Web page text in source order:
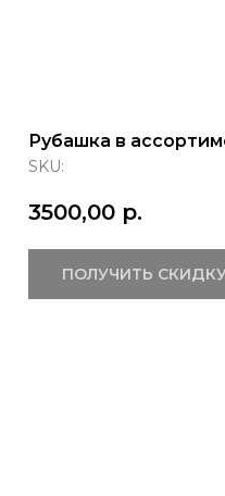
Рубашка в
SKU:
3500,00 р.
ПОЛУЧИТЬ